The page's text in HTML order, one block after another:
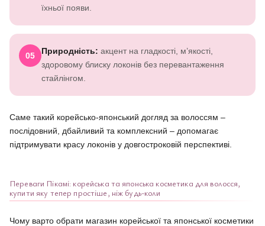
їхньої появи.
05 Природність: акцент на гладкості, м’якості,
здоровому блиску локонів без перевантаження
стайлінгом.
Саме такий корейсько-японський догляд за волоссям –
послідовний, дбайливий та комплексний – допомагає
підтримувати красу локонів у довгостроковій перспективі.
Переваги Пікамі: корейська та японська косметика для волосся,
купити яку тепер простіше, ніж будь-коли
Чому варто обрати магазин корейської та японської косметики